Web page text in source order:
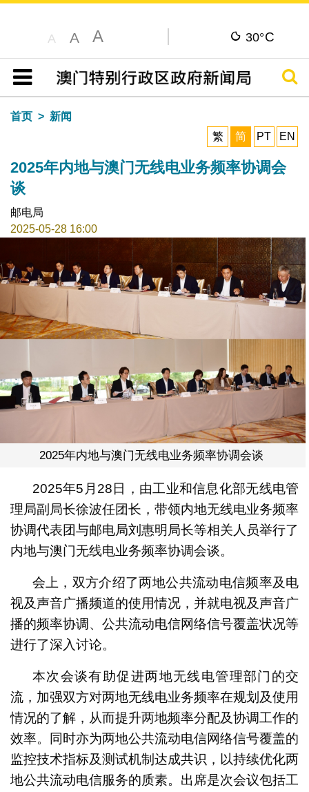
A A A 30°C
目录
搜寻
首页
新闻
繁
简 PT EN
2025年内地与澳门无线电业务频率协调会
谈
邮电局
2025-05-28 16:00
2025年内地与澳门无线电业务频率协调会谈
2025年5月28日，由工业和信息化部无线电管
理局副局长徐波任团长，带领内地无线电业务频率
协调代表团与邮电局刘惠明局长等相关人员举行了
内地与澳门无线电业务频率协调会谈。
会上，双方介绍了两地公共流动电信频率及电
视及声音广播频道的使用情况，并就电视及声音广
播的频率协调、公共流动电信网络信号覆盖状况等
进行了深入讨论。
本次会谈有助促进两地无线电管理部门的交
流，加强双方对两地无线电业务频率在规划及使用
情况的了解，从而提升两地频率分配及协调工作的
效率。同时亦为两地公共流动电信网络信号覆盖的
监控技术指标及测试机制达成共识，以持续优化两
地公共流动电信服务的质素。出席是次会议包括工